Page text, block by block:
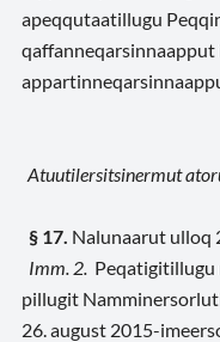
apeqqutaatillugu
Atuutilersitsinermut
§ 17. Nalunaarut ulloq
Imm. 2.
pillugit
26. august 2015-